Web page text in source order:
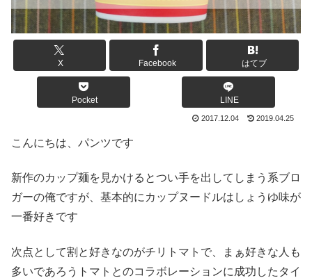
X Facebook はてブ
Pocket LINE
2017.12.04 2019.04.25
こんにちは、パンツです
新作のカップ麺を見かけるとつい手を出してしまう系ブロ
ガーの俺ですが、基本的にカップヌードルはしょうゆ味が
一番好きです
次点として割と好きなのがチリトマトで、まぁ好きな人も
多いであろうトマトとのコラボレーションに成功したタイ